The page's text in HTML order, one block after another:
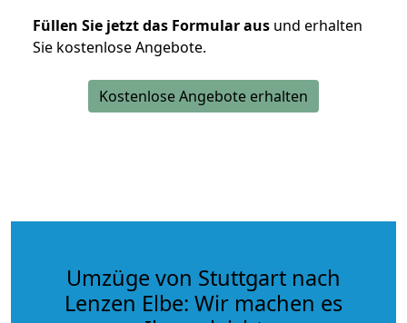
Füllen Sie jetzt das Formular aus und erhalten
Sie kostenlose Angebote.
Kostenlose Angebote erhalten
Umzüge von Stuttgart nach
Lenzen Elbe: Wir machen es